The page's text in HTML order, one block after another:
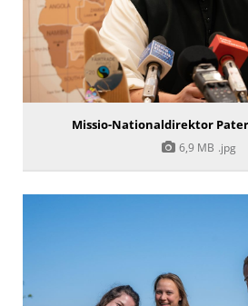
Missio-Nationaldirektor
6,9 MB .jpg